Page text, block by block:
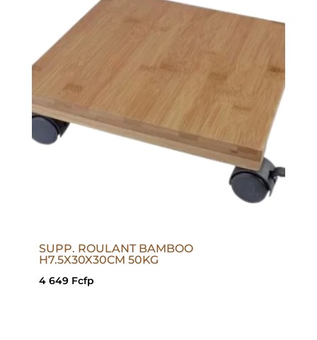
SUPP. ROULANT BAMBOO
H7.5X30X30CM 50KG
4 649 Fcfp